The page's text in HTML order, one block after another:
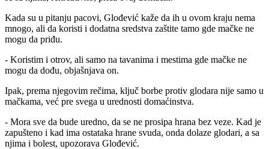
Kada su u pitanju pacovi, Glođević kaže da ih u ovom kraju nema
mnogo, ali da koristi i dodatna sredstva zaštite tamo gde mačke ne
mogu da priđu.
- Koristim i otrov, ali samo na tavanima i mestima gde mačke ne
mogu da dođu, objašnjava on.
Ipak, prema njegovim rečima, ključ borbe protiv glodara nije samo u
mačkama, već pre svega u urednosti domaćinstva.
- Mora sve da bude uredno, da se ne prosipa hrana bez veze. Kad je
zapušteno i kad ima ostataka hrane svuda, onda dolaze glodari, a sa
njima i bolest, upozorava Glođević.